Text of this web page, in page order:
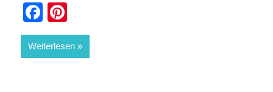
Facebook
Weiterlesen